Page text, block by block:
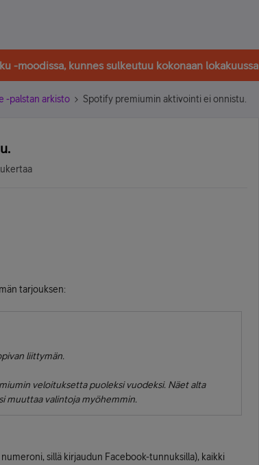
-moodissa, kunnes sulkeutuu kokonaan lokakuussa
-palstan arkisto Spotify premiumin aktivointi ei onnistu.
tarjouksen:
liittymän.
veloituksetta puoleksi vuodeksi. Näet alta
muuttaa valintoja myöhemmin.
sillä kirjaudun Facebook-tunnuksilla), kaikki